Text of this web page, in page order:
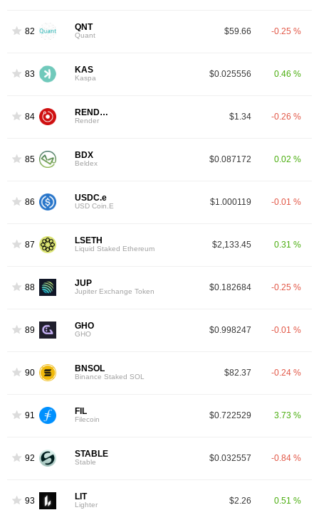
82 QNT
Quant $59.66 -0.25 %
83 KAS
Kaspa $0.025556 0.46 %
84 RENDER
Render $1.34 -0.26 %
85 BDX
Beldex $0.087172 0.02 %
86 USDC.e
USD Coin.E $1.000119 -0.01 %
87 LSETH
Liquid Staked Ethereum $2,133.45 0.31 %
88 JUP
Jupiter Exchange Token $0.182684 -0.25 %
89 GHO
GHO $0.998247 -0.01 %
90 BNSOL
Binance Staked SOL $82.37 -0.24 %
91 FIL
Filecoin $0.722529 3.73 %
92 STABLE
Stable $0.032557 -0.84 %
93 LIT
Lighter $2.26 0.51 %